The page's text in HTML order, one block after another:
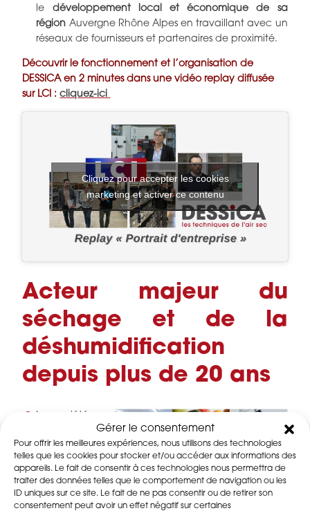
Gérer le consentement
Pour offrir les meilleures expériences, nous utilisons des technologies
telles que les cookies pour stocker et/ou accéder aux informations des
appareils. Le fait de consentir à ces technologies nous permettra de
traiter des données telles que le comportement de navigation ou les
ID uniques sur ce site. Le fait de ne pas consentir ou de retirer son
consentement peut avoir un effet négatif sur certaines
le développement local et économique de sa
région Auvergne Rhône Alpes en travaillant avec un
réseaux de fournisseurs et partenaires de proximité.
Découvrir le fonctionnement et l’organisation de
DESSICA en 2 minutes dans une vidéo replay diffusée
sur LCI :cliquez-ici
Cliquez pour accepter les cookies
marketing et activer ce contenu
Acteur majeur du
séchage et de la
déshumidification
depuis plus de 20 ans
La société a
été créé en
1999, elle est
à présent un
acteur
européen
majeur du